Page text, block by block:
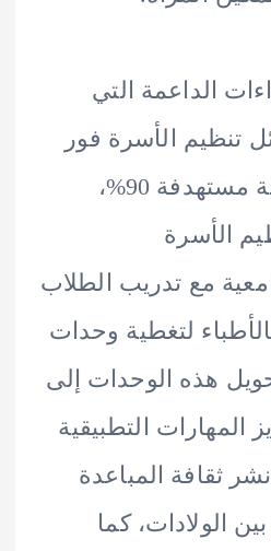
التي
الأسرة فور
الولادة بنسبة تغطية مستهدفة 90%،
تدريب الطلاب
لتغطية وحدات
الوحدات إلى
التطبيقية
المباعدة
كما